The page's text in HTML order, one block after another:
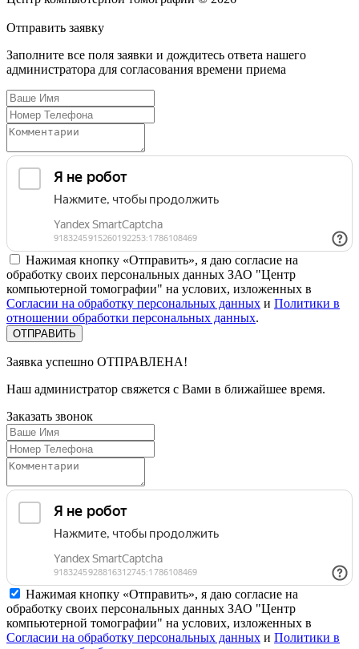
Отправить заявку
Заполните все поля заявки и дождитесь ответа нашего
администратора для согласования времени приема
Нажимая кнопку «Отправить», я даю согласие на
обработку своих персональных данных ЗАО "Центр
компьютерной томографии" на услових, изложенных в
Согласии на обработку персональных данных и Политики в
отношении обработки персональных данных.
Заявка успешно ОТПРАВЛЕНА!
Наш администратор свяжется с Вами в ближайшее время.
Заказать звонок
Нажимая кнопку «Отправить», я даю согласие на
обработку своих персональных данных ЗАО "Центр
компьютерной томографии" на услових, изложенных в
Согласии на обработку персональных данных и Политики в